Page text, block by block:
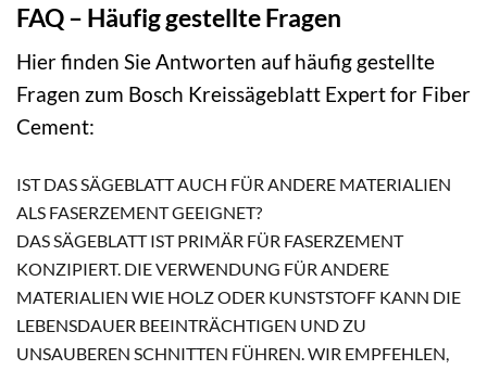
FAQ – Häufig gestellte Fragen
Hier finden Sie Antworten auf häufig gestellte
Fragen zum Bosch Kreissägeblatt Expert for Fiber
Cement:
IST DAS SÄGEBLATT AUCH FÜR ANDERE MATERIALIEN
ALS FASERZEMENT GEEIGNET?
DAS SÄGEBLATT IST PRIMÄR FÜR FASERZEMENT
KONZIPIERT. DIE VERWENDUNG FÜR ANDERE
MATERIALIEN WIE HOLZ ODER KUNSTSTOFF KANN DIE
LEBENSDAUER BEEINTRÄCHTIGEN UND ZU
UNSAUBEREN SCHNITTEN FÜHREN. WIR EMPFEHLEN,